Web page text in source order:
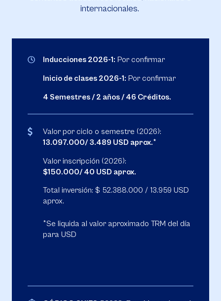
internacionales.
Inducciones 2026-1: Por confirmar
Inicio de clases 2026-1: Por confirmar
4 Semestres / 2 años / 46 Créditos.
Valor por ciclo o semestre (2026):
13.097.000/ 3.489 USD aprox.*
Valor inscripción (2026):
$150.000/ 40 USD aprox.
Total inversión: $ 52.388.000 / 13.959 USD
aprox.
*Se liquida al valor aproximado TRM del día
para USD